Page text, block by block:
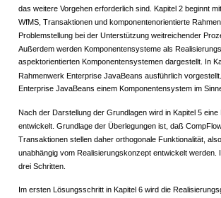
das weitere Vorgehen erforderlich sind. Kapitel 2 beginnt
WfMS, Transaktionen und komponentenorientierte
Problemstellung bei der Unterstützung weitreichender
Außerdem werden Komponentensysteme als
aspektorientierten Komponentensystemen dargestellt. In
Rahmenwerk Enterprise JavaBeans ausführlich
Enterprise JavaBeans einem Komponentensystem im
Nach der Darstellung der Grundlagen wird in Kapitel 5
entwickelt. Grundlage der Überlegungen ist, daß
Transaktionen stellen daher orthogonale Funktionalität,
unabhängig vom Realisierungskonzept entwickelt
drei Schritten.
Im ersten Lösungsschritt in Kapitel 6 wird die